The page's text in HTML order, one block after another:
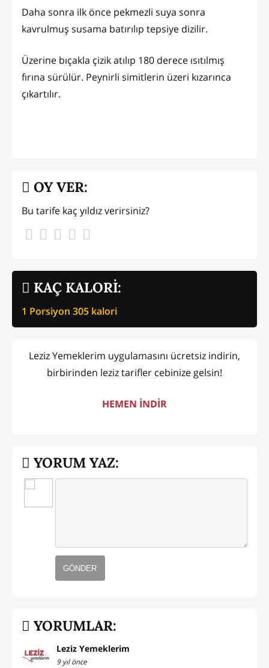
Daha sonra ilk önce pekmezli suya sonra
kavrulmuş susama batırılıp tepsiye dizilir.
Üzerine bıçakla çizik atılıp 180 derece ısıtılmış
fırına sürülür. Peynirli simitlerin üzeri kızarınca
çıkartılır.
KAÇ KALORİ:
1 Porsiyon 305 kalori
OY VER:
Bu tarife kaç yıldız verirsiniz?
Leziz Yemeklerim uygulamasını ücretsiz indirin,
birbirinden leziz tarifler cebinize gelsin!
HEMEN İNDİR
YORUM YAZ:
GÖNDER
YORUMLAR:
Leziz Yemeklerim
9 yıl önce